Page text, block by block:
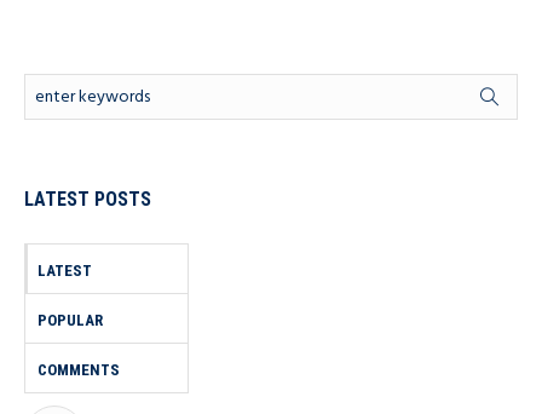
LATEST POSTS
LATEST
POPULAR
COMMENTS